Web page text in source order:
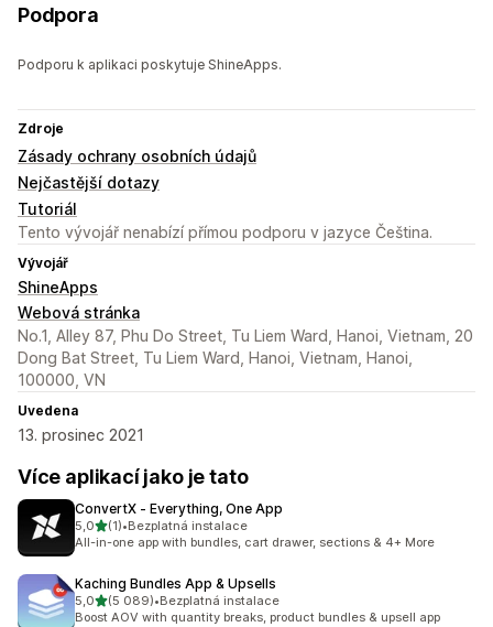
Podpora
Podporu k aplikaci poskytuje ShineApps.
Zdroje
Zásady ochrany osobních údajů
Nejčastější dotazy
Tutoriál
Tento vývojář nenabízí přímou podporu v jazyce Čeština.
Vývojář
ShineApps
Webová stránka
No.1, Alley 87, Phu Do Street, Tu Liem Ward, Hanoi, Vietnam, 20
Dong Bat Street, Tu Liem Ward, Hanoi, Vietnam, Hanoi,
100000, VN
Uvedena
13. prosinec 2021
Více aplikací jako je tato
ConvertX ‑ Everything, One App
5,0z 5 hvězd
(1)
Celkový počet recenzí: 1
•Bezplatná instalace
All-in-one app with bundles, cart drawer, sections & 4+ More
Kaching Bundles App & Upsells
5,0z 5 hvězd
(5 089)
Celkový počet recenzí: 5089
•Bezplatná instalace
Boost AOV with quantity breaks, product bundles & upsell app